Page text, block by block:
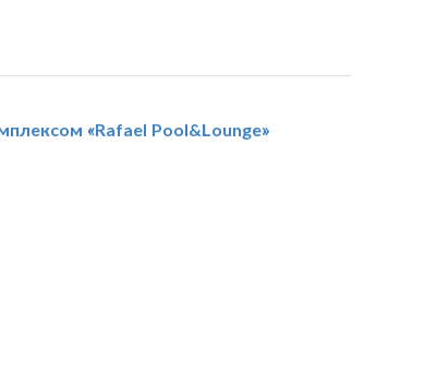
«Rafael Pool&Lounge»